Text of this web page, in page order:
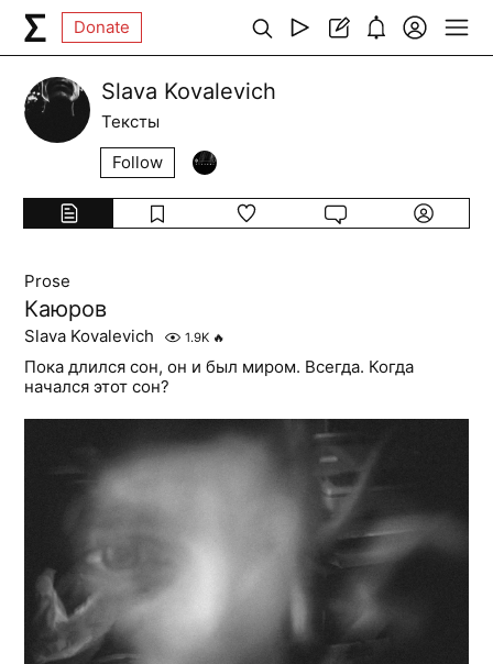
Donate
Slava Kovalevich
Тексты
Follow
Prose
Каюров
Slava Kovalevich 1.9K 🔥
Пока длился сон, он и был миром. Всегда. Когда
начался этот сон?